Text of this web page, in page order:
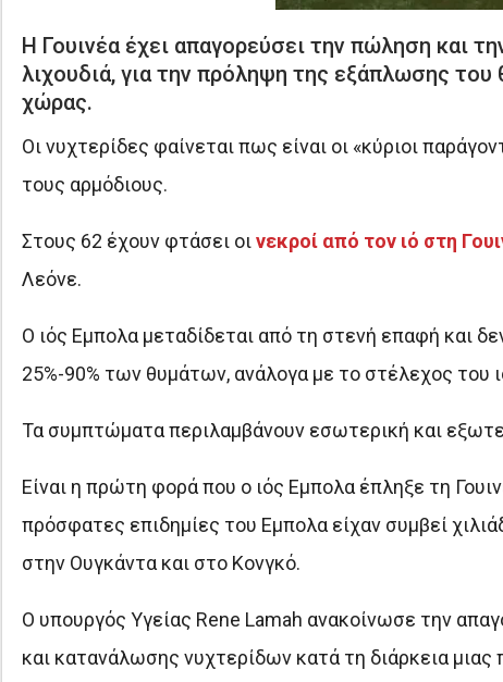
Η Γουινέα έχει απαγορεύσει την πώληση και
λιχουδιά, για την πρόληψη της εξάπλωσης
χώρας.
Οι νυχτερίδες φαίνεται πως είναι οι «κύριοι
τους αρμόδιους.
Στους 62 έχουν φτάσει οινεκροί από τον ιό στη
Λεόνε.
Ο ιός Εμπολα μεταδίδεται από τη στενή επαφή και
25%-90% των θυμάτων, ανάλογα με το στέλεχος του
Τα συμπτώματα περιλαμβάνουν εσωτερική και
Είναι η πρώτη φορά που ο ιός Εμπολα έπληξε τη
πρόσφατες επιδημίες του Εμπολα είχαν συμβεί
στην Ουγκάντα ​​και στο Κονγκό.
Ο υπουργός Υγείας Rene Lamah ανακοίνωσε την
και κατανάλωσης νυχτερίδων κατά τη διάρκεια μιας